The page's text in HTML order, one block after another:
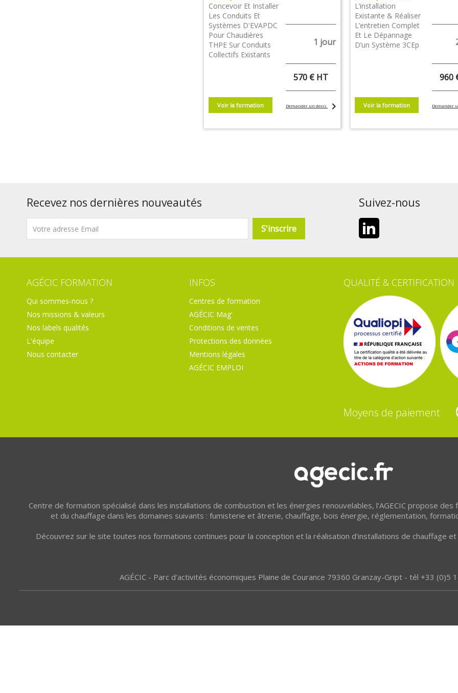
Concevoir Et Installer
Les Conduits Et
Systèmes D'EVAPDC
Pour Chaudières
THPE Sur Conduits
Collectifs Existants
Voir la formation
1 jour
570 € HT
Demander un devis chevron_right
L’installation
Existante & Réaliser
L’entretien Complet
Et Le Dépannage
D’un Système 3CEp
Voir la formation
960
Demander
Recevez nos dernières nouveautés Suivez-nous
AGÉCIC FORMATION
Qui sommes-nous ?
Nos missions & valeurs
Nos labels qualités
L'équipe
Nous contacter
INFOS
Centres de formation
AGÉCIC Mag'
Conditions de ventes
Protections des données
Mentions légales
AGÉCIC EMPLOI
QUALITÉ & CERTIFICATION
Moyens de paiement
Centre de formation spécialisé dans les installations de combustion et les énergies renouvelables, l'AGECIC propose
et du chauffage dans les domaines suivants : fumisterie et âtrerie, chauffage, bois énergie, réglementation,
Découvrez sur le site toutes nos formations continues pour la conception et la réalisation d'installations de chauffage
AGÉCIC - Parc d'activités économiques Plaine de Courance 79360 Granzay-Gript - tél +33 (0)5